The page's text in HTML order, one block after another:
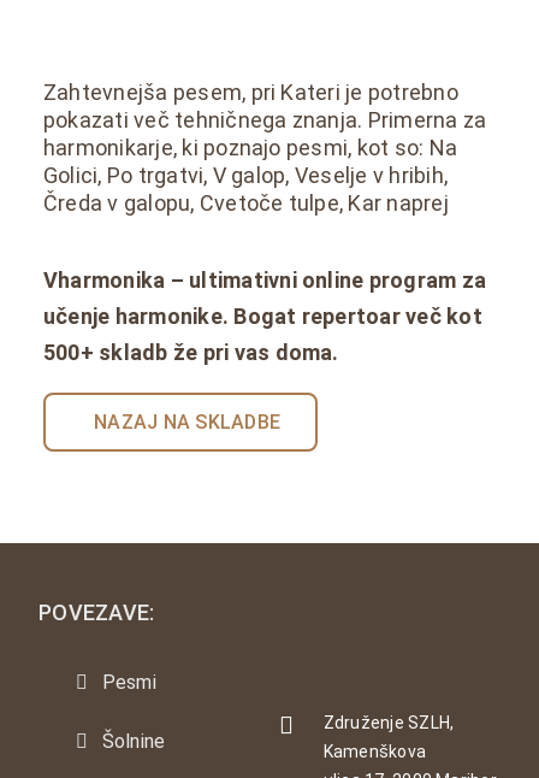
Zahtevnejša pesem, pri Kateri je potrebno
pokazati več tehničnega znanja. Primerna za
harmonikarje, ki poznajo pesmi, kot so: Na
Golici, Po trgatvi, V galop, Veselje v hribih,
Čreda v galopu, Cvetoče tulpe, Kar naprej
Vharmonika – ultimativni online program za
učenje harmonike. Bogat repertoar več kot
500+ skladb že pri vas doma.
NAZAJ NA SKLADBE
Združenje SZLH,
Kamenškova
POVEZAVE:
Pesmi
Šolnine